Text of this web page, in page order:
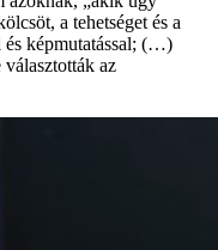
a tehetséget és a
és képmutatással; (…)
az